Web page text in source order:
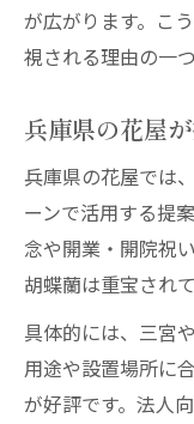
が広がります。こ
視される理由の一つ
兵庫県の花屋
兵庫県の花屋では
ーンで活用する提
念や開業・開院祝
胡蝶蘭は重宝されて
具体的には、三宮
用途や設置場所に
が好評です。法人